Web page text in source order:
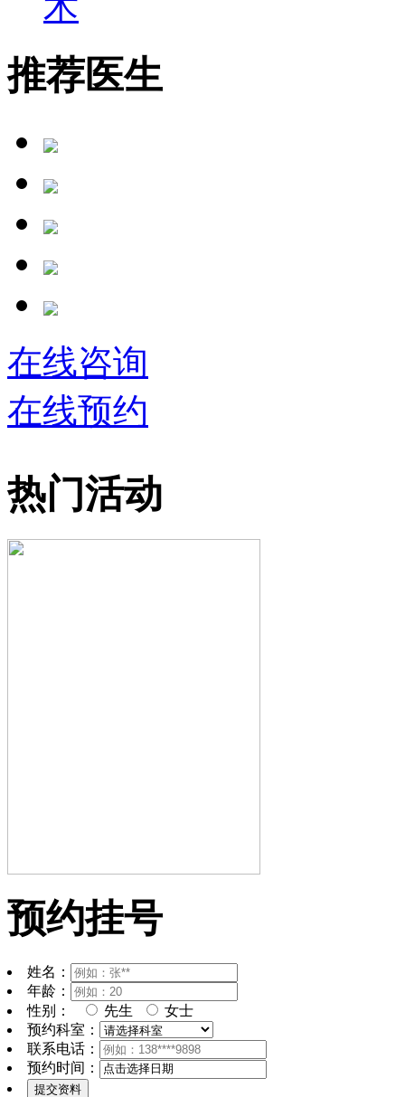
推荐医生
在线咨询
在线预约
热门活动
预约挂号
姓名：
年龄：
性别：
先生
女士
预约科室：
联系电话：
预约时间：